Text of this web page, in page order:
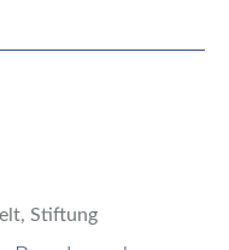
, Stiftung